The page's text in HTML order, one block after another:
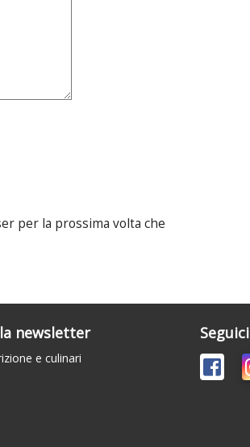
per la prossima volta che
newsletter
e culinari
Seguici